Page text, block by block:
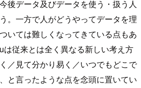
後データ及びデータを使う・扱う人
。一方で人がどうやってデータを理
いては難しくなってきている点もあ
は従来とは全く異なる新しい考え方
／見て分かり易く／いつでもどこで
と言ったような点を念頭に置いてい